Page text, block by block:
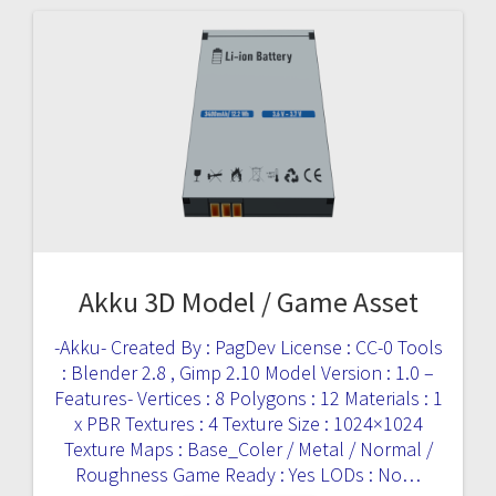
Akku 3D Model / Game Asset
-Akku- Created By : PagDev License : CC-0 Tools
: Blender 2.8 , Gimp 2.10 Model Version : 1.0 –
Features- Vertices : 8 Polygons : 12 Materials : 1
x PBR Textures : 4 Texture Size : 1024×1024
Texture Maps : Base_Coler / Metal / Normal /
Roughness Game Ready : Yes LODs : No…